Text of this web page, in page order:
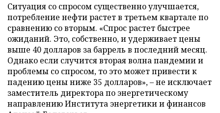
Ситуация со спросом существенно улучшается,
потребление нефти растет в третьем квартале по
сравнению со вторым. «Спрос растет быстрее
ожиданий. Это, собственно, и удерживает цены
выше 40 долларов за баррель в последний месяц.
Однако если случится вторая волна пандемии и
проблемы со спросом, то это может привести к
падению цены ниже 35 долларов», – не исключает
заместитель директора по энергетическому
направлению Института энергетики и финансов